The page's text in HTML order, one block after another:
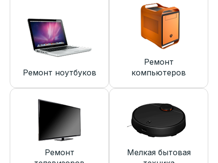
Ремонт ноутбуков
Ремонт
компьютеров
Ремонт
Мелкая бытовая